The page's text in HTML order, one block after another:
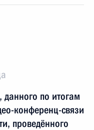
данного по итогам
конференц-связи
проведённого